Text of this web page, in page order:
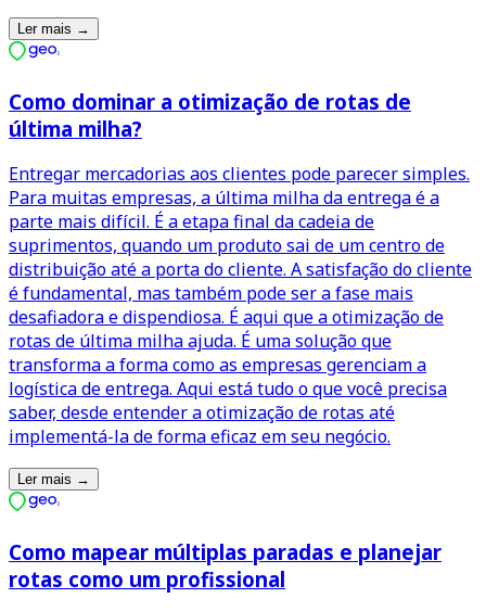
Ler mais →
Como dominar a otimização de rotas de
última milha?
Entregar mercadorias aos clientes pode parecer simples.
Para muitas empresas, a última milha da entrega é a
parte mais difícil. É a etapa final da cadeia de
suprimentos, quando um produto sai de um centro de
distribuição até a porta do cliente. A satisfação do cliente
é fundamental, mas também pode ser a fase mais
desafiadora e dispendiosa. É aqui que a otimização de
rotas de última milha ajuda. É uma solução que
transforma a forma como as empresas gerenciam a
logística de entrega. Aqui está tudo o que você precisa
saber, desde entender a otimização de rotas até
implementá-la de forma eficaz em seu negócio.
Ler mais →
Como mapear múltiplas paradas e planejar
rotas como um profissional